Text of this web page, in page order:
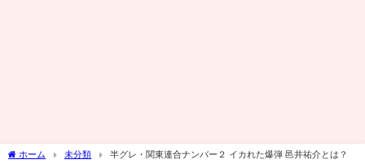
ホーム 未分類 半グレ・関東連合ナンバー２ イカれた爆弾 邑井祐介とは？